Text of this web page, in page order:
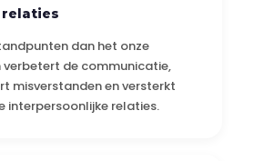
relaties
dan het onze
verbetert de communicatie,
misverstanden en versterkt
interpersoonlijke relaties.